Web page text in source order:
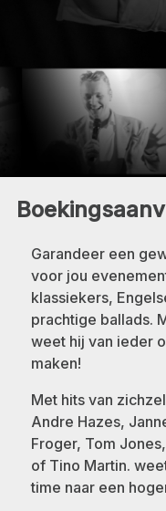
Garandeer een
voor jou
klassiekers,
prachtige ballads.
weet hij van ieder
maken!
Met hits van
Andre Hazes,
Froger, Tom
of Tino Martin.
time naar een